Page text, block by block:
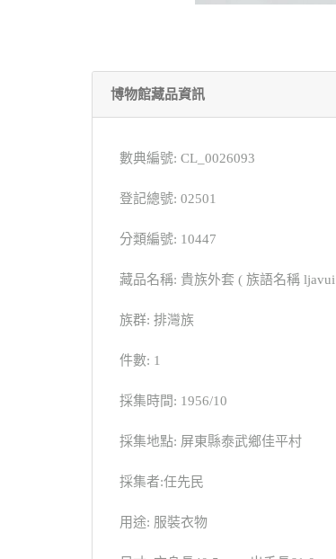
博物館藏品資訊
數典編號: CL_0026093
登記總號: 02501
分類編號: 10447
藏品名稱: 貴族外套 ( 族語名稱
族群: 排灣族
件數: 1
採集時間: 1956/10
採集地點: 屏東縣泰武鄉佳平村
採集者:任先民
用途: 服裝衣物